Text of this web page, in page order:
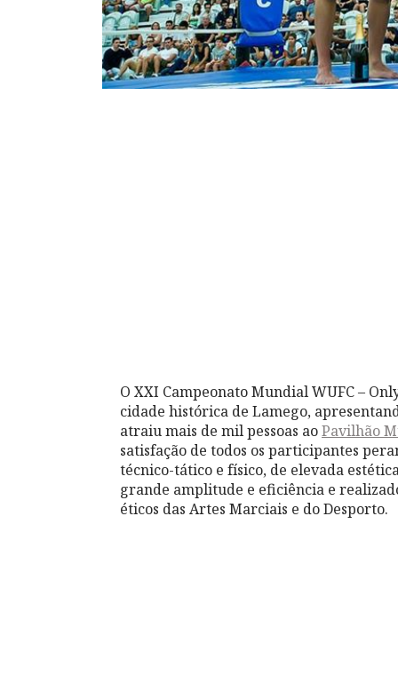
O XXI Campeonato Mundial WUFC –
cidade histórica de Lamego,
atraiu mais de mil pessoas aoPavilhão
satisfação de todos os participantes
técnico-tático e físico, de elevada
grande amplitude e eficiência e rea
éticos das Artes Marciais e do Desporto.